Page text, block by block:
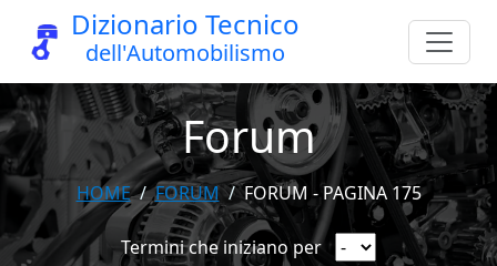
Dizionario Tecnico
dell'Automobilismo
Forum
HOME FORUM FORUM - PAGINA 175
Termini che iniziano per